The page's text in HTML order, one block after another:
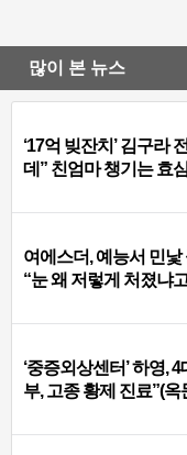
많이 본 뉴스
‘17억 빚잔치’ 김구라
데” 친엄마 챙기는 효
여에스더, 예능서 민
“눈 왜 저렇게 처졌냐
‘중증외상센터’ 하영,
부, 고종 황제 진료”(